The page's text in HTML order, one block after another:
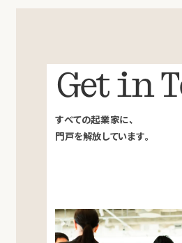
Get in
すべての起業家に、
門戸を解放しています。